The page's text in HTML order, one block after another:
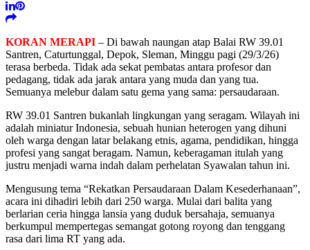
KORAN MERAPI – Di bawah naungan atap Balai RW 39.01
Santren, Caturtunggal, Depok, Sleman, Minggu pagi (29/3/26)
terasa berbeda. Tidak ada sekat pembatas antara profesor dan
pedagang, tidak ada jarak antara yang muda dan yang tua.
Semuanya melebur dalam satu gema yang sama: persaudaraan.
RW 39.01 Santren bukanlah lingkungan yang seragam. Wilayah ini
adalah miniatur Indonesia, sebuah hunian heterogen yang dihuni
oleh warga dengan latar belakang etnis, agama, pendidikan, hingga
profesi yang sangat beragam. Namun, keberagaman itulah yang
justru menjadi warna indah dalam perhelatan Syawalan tahun ini.
Mengusung tema “Rekatkan Persaudaraan Dalam Kesederhanaan”,
acara ini dihadiri lebih dari 250 warga. Mulai dari balita yang
berlarian ceria hingga lansia yang duduk bersahaja, semuanya
berkumpul mempertegas semangat gotong royong dan tenggang
rasa dari lima RT yang ada.